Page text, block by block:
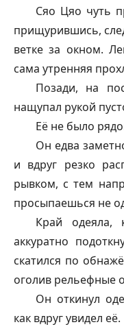
Сяо Цяо чуть
прищурившись,
ветке за окном.
сама утренняя
Позади, на
нащупал рукой
Её не было
Он едва
и вдруг резко
рывком, с тем
просыпаешься не
Край одеяла,
аккуратно
скатился по
оголив рельефные
Он откинул
как вдруг увидел её.